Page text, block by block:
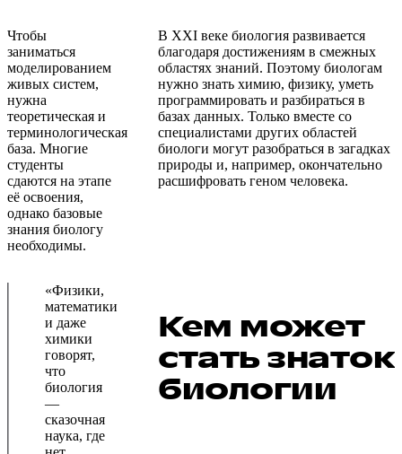
Чтобы
заниматься
моделированием
живых систем,
нужна
теоретическая и
терминологическая
база. Многие
студенты
сдаются на этапе
её освоения,
однако базовые
знания биологу
необходимы.
В XXI веке биология развивается
благодаря достижениям в смежных
областях знаний. Поэтому биологам
нужно знать химию, физику, уметь
программировать и разбираться в
базах данных. Только вместе со
специалистами других областей
биологи могут разобраться в загадках
природы и, например, окончательно
расшифровать геном человека.
«Физики,
математики
и даже
химики
говорят,
что
биология
—
сказочная
наука, где
Кем может
стать знаток
биологии